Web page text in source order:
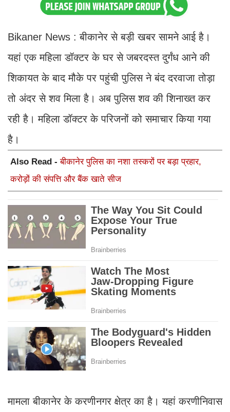
Bikaner News : बीकानेर से बड़ी खबर सामने आई है।
यहां एक महिला डॉक्टर के घर से जबरदस्त दुर्गंध आने की
शिकायत के बाद मौके पर पहुंची पुलिस ने बंद दरवाजा तोड़ा
तो अंदर से शव मिला है। अब पुलिस शव की शिनाख्त कर
रही है। महिला डॉक्टर के परिजनों को समाचार किया गया
है।
Also Read -बीकानेर पुलिस का नशा तस्करों पर बड़ा प्रहार,
करोड़ों की संपत्ति और बैंक खाते सीज
मामला बीकानेर के करणीनगर क्षेत्र का है। यहां करणीनिवास